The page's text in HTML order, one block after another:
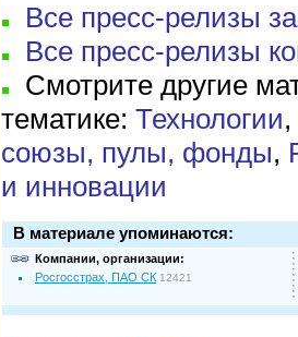
Все пресс-релизы
Все пресс-релизы
Смотрите другие
тематике: Технологии,
союзы, пулы, фонды,
и инновации
В материале упоминаются:
Компании, организации:
Росгосстрах, ПАО СК 12421